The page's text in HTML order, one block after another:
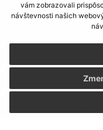
vám zobrazovali
návštevnosti našich